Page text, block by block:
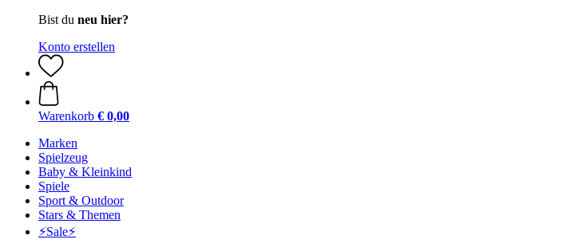
Bist du neu hier?
Konto erstellen
Warenkorb € 0,00
Marken
Spielzeug
Baby & Kleinkind
Spiele
Sport & Outdoor
Stars & Themen
⚡️Sale⚡️